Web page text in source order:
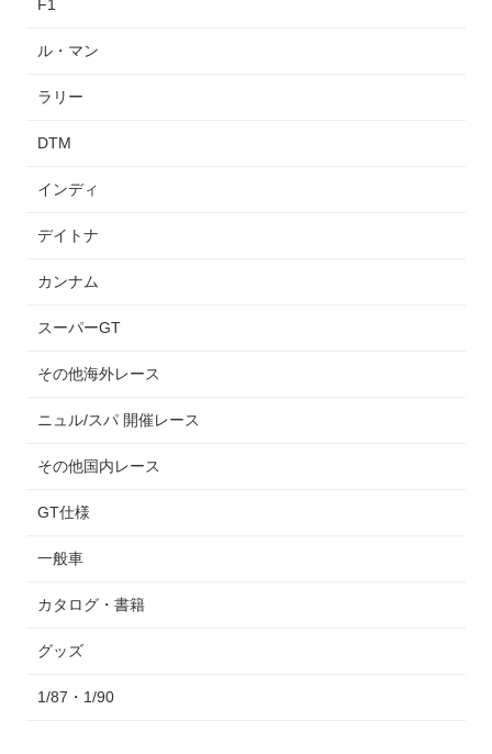
F1
ル・マン
ラリー
DTM
インディ
デイトナ
カンナム
スーパーGT
その他海外レース
ニュル/スパ 開催レース
その他国内レース
GT仕様
一般車
カタログ・書籍
グッズ
1/87・1/90